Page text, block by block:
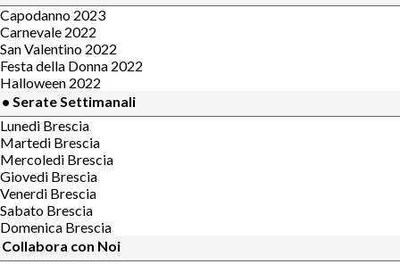
Capodanno 2023
Carnevale 2022
San Valentino 2022
Festa della Donna 2022
Halloween 2022
• Serate Settimanali
Lunedi Brescia
Martedi Brescia
Mercoledi Brescia
Giovedi Brescia
Venerdi Brescia
Sabato Brescia
Domenica Brescia
Collabora con Noi